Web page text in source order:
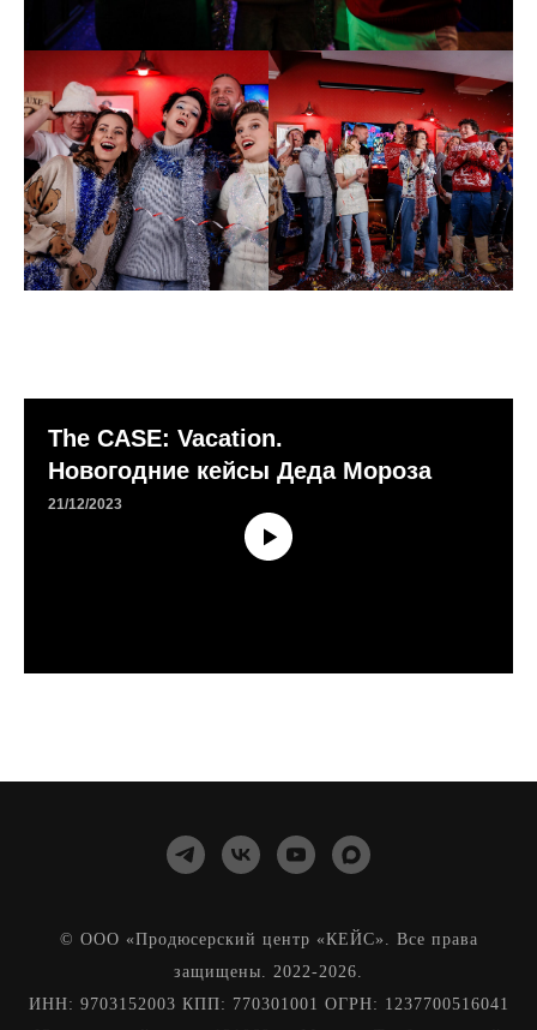
The CASE: Vacation.
Новогодние кейсы Деда Мороза
21/12/2023
© ООО «Продюсерский центр «КЕЙС». Все права
защищены. 2022-2026.
ИНН: 9703152003 КПП: 770301001 ОГРН: 1237700516041